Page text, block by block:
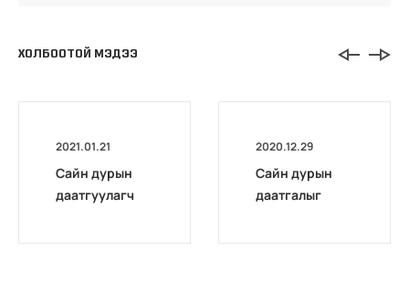
ХОЛБООТОЙ МЭДЭЭ
2021.01.21
Сайн дурын
даатгуулагч
2020.12.29
Сайн дурын
даатгалыг